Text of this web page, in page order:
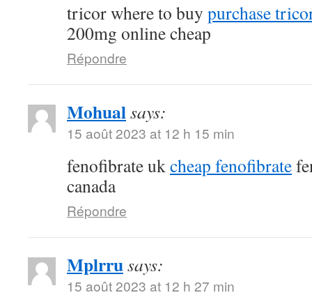
tricor where to buy purchase
200mg online cheap
Répondre
Mohualsays:
15 août 2023 at 12 h 15 min
fenofibrate ukcheap fenofibrate
canada
Répondre
Mplrrusays:
15 août 2023 at 12 h 27 min